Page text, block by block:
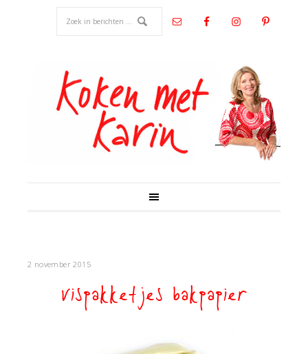
2 november 2015
vispakketjes bakpapier